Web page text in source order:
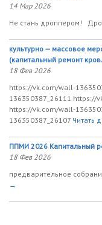
14 Мар 2026
Не стань дроппером!
культурно — массовое
(капитальный ремонт
18 Фев 2026
https://vk.com/wall-
136350387_26111 https://
https://vk.com/wall-
136350387_26107 Читать
ППМИ 2026 Капитальный
18 Фев 2026
предварительное
→